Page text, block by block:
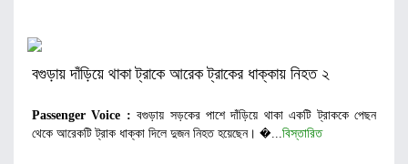
বগুড়ায় দাঁড়িয়ে থাকা ট্রাকে আরেক ট্রাকের ধাক্কায় নিহত ২
Passenger Voice : বগুড়ায় সড়কের পাশে দাঁড়িয়ে থাকা একটি ট্রাককে পেছন
থেকে আরেকটি ট্রাক ধাক্কা দিলে দুজন নিহত হয়েছেন। �... বিস্তারিত